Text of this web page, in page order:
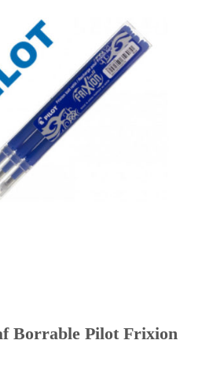
Borrable Pilot Frixion